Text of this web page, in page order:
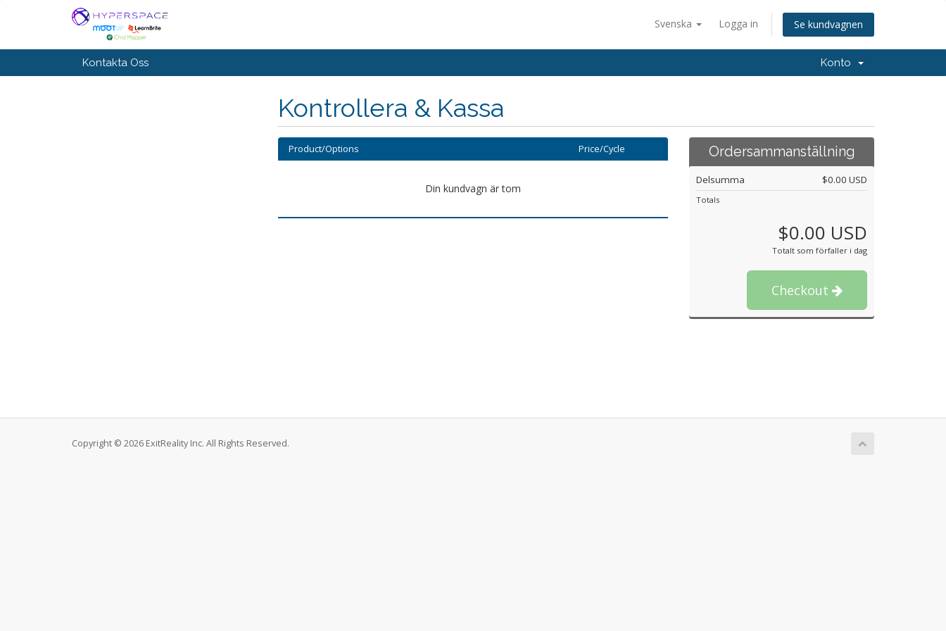
Svenska Logga in Se kundvagnen
Kontakta Oss Konto
Kontrollera & Kassa
Product/Options Price/Cycle
Din kundvagn är tom
Ordersammanställning
Delsumma $0.00 USD
Totals
$0.00 USD
Totalt som förfaller i dag
Checkout
Copyright © 2026 ExitReality Inc. All Rights Reserved.